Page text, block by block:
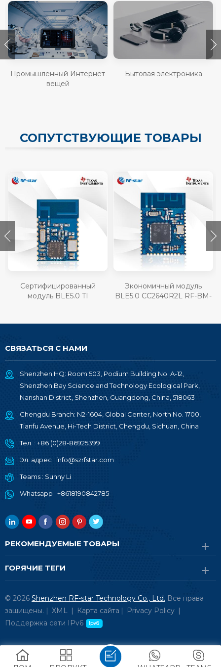
Промышленный Интернет
вещей
Бытовая электроника
СОПУТСТВУЮЩИЕ ТОВАРЫ
Сертифицированный
модуль BLE5.0 TI
Экономичный модуль
BLE5.0 CC2640R2L RF-BM-
СВЯЗАТЬСЯ С НАМИ
Shenzhen HQ: Room 503, Podium Building No. A-12,
Shenzhen Bay Science and Technology Ecological Park,
Nanshan District, Shenzhen, Guangdong, China, 518063
Chengdu Branch: N2-1604, Global Center, North No. 1700,
Tianfu Avenue, Hi-Tech District, Chengdu, Sichuan, China
Тел. : +86 (0)28-86925399
Эл. адрес : info@szrfstar.com
Teams : Sunny Li
Whatsapp : +8618190842785
РЕКОМЕНДУЕМЫЕ ТОВАРЫ
ГОРЯЧИЕ ТЕГИ
© 2026 Shenzhen RF-star Technology Co., Ltd. Все права
защищены. | XML | Карта сайта | Privacy Policy |
Поддержка сети IPv6